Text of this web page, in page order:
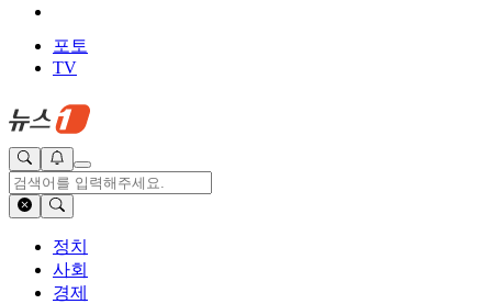
포토
TV
정치
사회
경제